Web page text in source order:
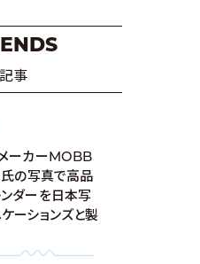
事
ーカーMOBB
の写真で高品
ダーを日本写
ーションズと製